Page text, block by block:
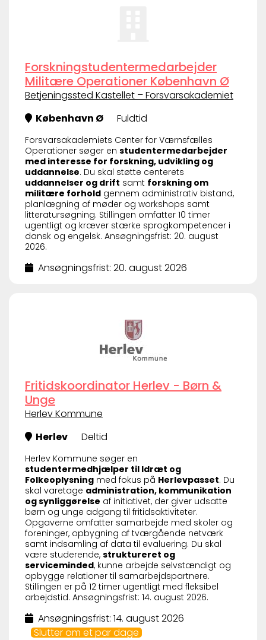
Forskningstudentermedarbejder
Militære Operationer København Ø
Betjeningssted Kastellet – Forsvarsakademiet
København Ø
Fuldtid
Forsvarsakademiets Center for Værnsfælles
Operationer søger en studentermedarbejder
med interesse for forskning, udvikling og
uddannelse. Du skal støtte centerets
uddannelser og drift samt forskning om
militære forhold gennem administrativ bistand,
planlægning af møder og workshops samt
litteratursøgning. Stillingen omfatter 10 timer
ugentligt og kræver stærke sprogkompetencer i
dansk og engelsk. Ansøgningsfrist: 20. august
2026.
Ansøgningsfrist: 20. august 2026
Fritidskoordinator Herlev - Børn &
Unge
Herlev Kommune
Herlev
Deltid
Herlev Kommune søger en
studentermedhjælper til Idræt og
Folkeoplysning med fokus på Herlevpasset. Du
skal varetage administration, kommunikation
og synliggørelse af initiativet, der giver udsatte
børn og unge adgang til fritidsaktiviteter.
Opgaverne omfatter samarbejde med skoler og
foreninger, opbygning af tværgående netværk
samt indsamling af data til evaluering. Du skal
være studerende, struktureret og
serviceminded, kunne arbejde selvstændigt og
opbygge relationer til samarbejdspartnere.
Stillingen er på 12 timer ugentligt med fleksibel
arbejdstid. Ansøgningsfrist: 14. august 2026.
Ansøgningsfrist: 14. august 2026
Slutter om et par dage